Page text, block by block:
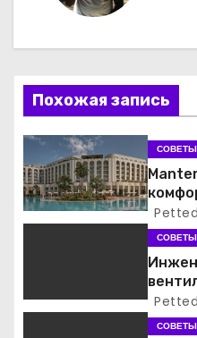
я
п
о
з
Похожая запись
уровня